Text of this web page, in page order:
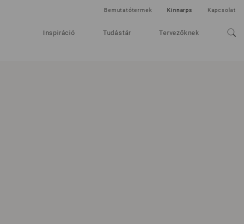
Inspiráció Tudástár Tervezőknek
Bemutatótermek Kinnarps Kapcsolat